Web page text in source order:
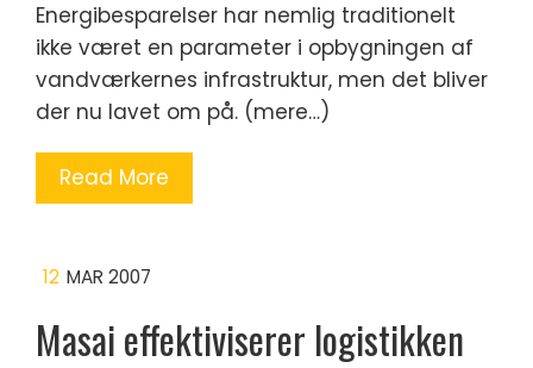
Energibesparelser har nemlig traditionelt
ikke været en parameter i opbygningen af
vandværkernes infrastruktur, men det bliver
der nu lavet om på. (mere…)
Read More
12 MAR 2007
Masai effektiviserer logistikken